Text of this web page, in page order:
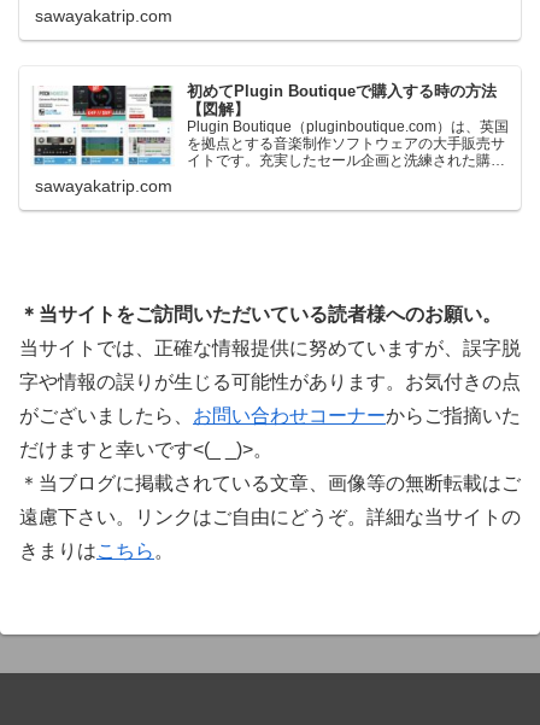
ます。＊無料配布終了予定日：日本時間：
sawayakatrip.com
初めてPlugin Boutiqueで購入する時の方法
【図解】
Plugin Boutique（pluginboutique.com）は、英国
を拠点とする音楽制作ソフトウェアの大手販売サ
イトです。充実したセール企画と洗練された購入
に知っておきたいこと価格表示に…
sawayakatrip.com
＊当サイトをご訪問いただいている読者様へのお願い。
当サイトでは、正確な情報提供に努めていますが、誤字脱
字や情報の誤りが生じる可能性があります。お気付きの点
がございましたら、 お問い合わせコーナーからご指摘いた
だけますと幸いです<(_ _)>。
＊当ブログに掲載されている文章、画像等の無断転載はご
遠慮下さい。リンクはご自由にどうぞ。詳細な当サイトの
きまりはこちら 。